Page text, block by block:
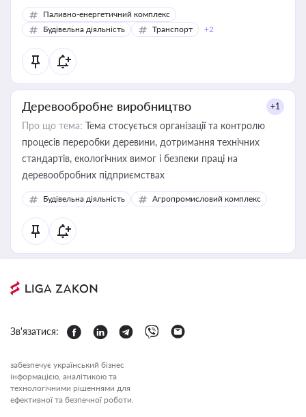
Паливно-енергетичний комплекс
Будівельна діяльність
Транспорт +2
Деревообробне виробництво +1
Про що тема: Тема стосується організації та контролю
процесів переробки деревини, дотримання технічних
стандартів, екологічних вимог і безпеки праці на
деревообробних підприємствах
Будівельна діяльність Агропромисловий комплекс
Зв'язатися:
забезпечує український бізнес
інформацією, аналітикою та
технологічними рішеннями для
ефективної та безпечної роботи.